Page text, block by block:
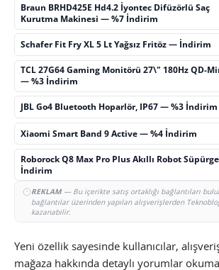
Braun BRHD425E Hd4.2 İyontec Difüzörlü Saç
Kurutma Makinesi — %7 İndirim
Schafer Fit Fry XL 5 Lt Yağsız Fritöz — İndirim
TCL 27G64 Gaming Monitörü 27\" 180Hz QD-
— %3 İndirim
JBL Go4 Bluetooth Hoparlör, IP67 — %3 İndirim
Xiaomi Smart Band 9 Active — %4 İndirim
Roborock Q8 Max Pro Plus Akıllı Robot
İndirim
REKLAM— Bu içerikte satış ortaklığı bağlantıları
bağlantılar üzerinden yapılan alışverişlerden
kazanabilir.
Yeni özellik sayesinde kullanıcılar,
mağaza hakkında detaylı yorumlar